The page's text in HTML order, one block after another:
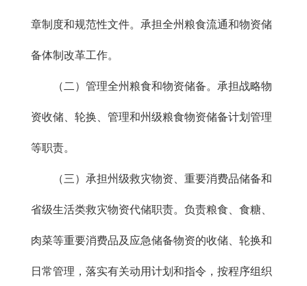
章制度和规范性文件。承担全州粮食流通和物资储
备体制改革工作。
（二）管理全州粮食和物资储备。承担战略物
资收储、轮换、管理和州级粮食物资储备计划管理
等职责。
（三）承担州级救灾物资、重要消费品储备和
省级生活类救灾物资代储职责。负责粮食、食糖、
肉菜等重要消费品及应急储备物资的收储、轮换和
日常管理，落实有关动用计划和指令，按程序组织